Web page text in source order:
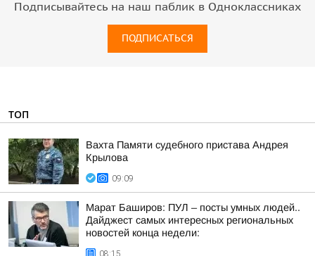
Подписывайтесь на наш паблик в Одноклассниках
ПОДПИСАТЬСЯ
ТОП
Вахта Памяти судебного пристава Андрея
Крылова
09:09
Марат Баширов: ПУЛ – посты умных людей..
Дайджест самых интересных региональных
новостей конца недели:
08:15